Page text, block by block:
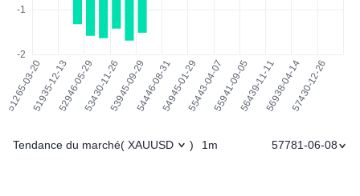
Tendance du marché( XAUUSD ) 1m 57781-06-08